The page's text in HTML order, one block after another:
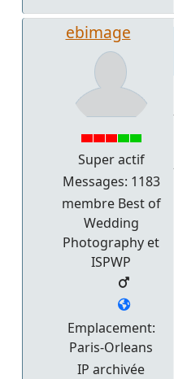
ebimage
Super actif
Messages: 1183
membre Best of
Wedding
Photography et
ISPWP
Emplacement:
Paris-Orleans
IP archivée